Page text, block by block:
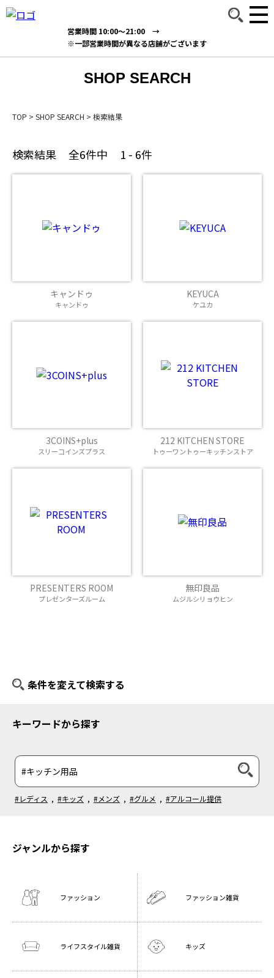
営業時間 10:00～21:00 →
※一部営業時間が異なる店舗がございます
SHOP SEARCH
TOP > SHOP SEARCH > 検索結果
検索結果 全6件中 1 - 6件
キャンドゥ
キャンドゥ
KEYUCA
ケユカ
3COINS+plus
スリーコインズプラス
212 KITCHEN STORE
トゥーワントゥーキッチンストア
PRESENTERS ROOM
プレゼンターズルーム
無印良品
ムジルシリョウヒン
条件を変えて検索する
キーワードから探す
#レディス , #キッズ , #メンズ , #グルメ , #アルコール提供
ジャンルから探す
ファッション ファッション雑貨
ライフスタイル雑貨 キッズ